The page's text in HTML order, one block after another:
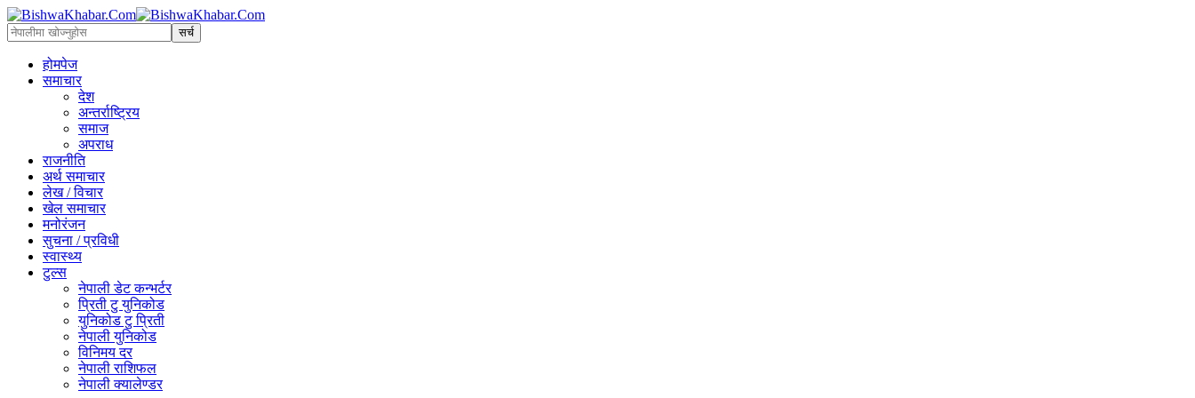
होमपेज
समाचार
देश
अन्तर्राष्ट्रिय
समाज
अपराध
राजनीति
अर्थ समाचार
लेख / विचार
खेल समाचार
मनोरंजन
सुचना / प्रविधी
स्वास्थ्य
टुल्स
नेपाली डेट कन्भर्टर
प्रिती टु युनिकोड
युनिकोड टु प्रिती
नेपाली युनिकोड
विनिमय दर
नेपाली राशिफल
नेपाली क्यालेण्डर